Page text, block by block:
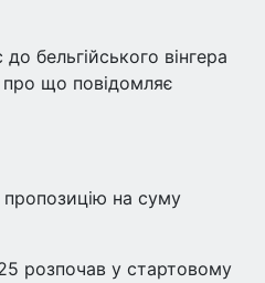
бельгійського вінгера
про що повідомляє
пропозицію на суму
розпочав у стартовому